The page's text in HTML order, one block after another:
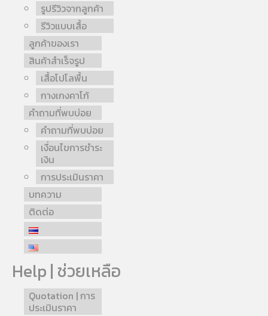
รูปรีวิวจากลูกค้า
รีวิวแบบเสื้อ
ลูกค้าของเรา
สินค้าสำเร็จรูป
เสื้อโปโลพื้น
กางเกงคาโก้
คำถามที่พบบ่อย
คำถามที่พบบ่อย
เงื่อนไขการชำระ
เงิน
การประเมินราคา
บทความ
ติดต่อ
Help | ช่วยเหลือ
Quotation | การ
ประเมินราคา